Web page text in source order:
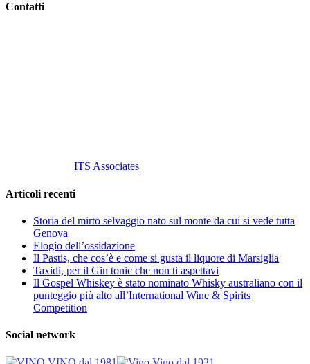
Contatti
ITS Associates
Articoli recenti
Storia del mirto selvaggio nato sul monte da cui si vede tutta
Genova
Elogio dell’ossidazione
Il Pastis, che cos’è e come si gusta il liquore di Marsiglia
Taxidi, per il Gin tonic che non ti aspettavi
Il Gospel Whiskey è stato nominato Whisky australiano con il
punteggio più alto all’International Wine & Spirits
Competition
Social network